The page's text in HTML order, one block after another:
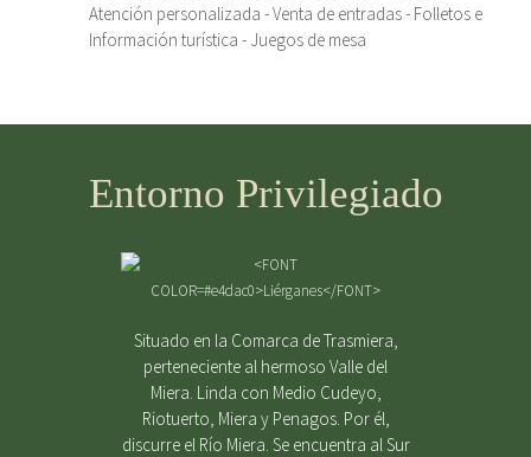
Atención personalizada - Venta de entradas - Folletos e
Información turística - Juegos de mesa
Entorno Privilegiado
Situado en la Comarca de Trasmiera,
perteneciente al hermoso Valle del
Miera. Linda con Medio Cudeyo,
Riotuerto, Miera y Penagos. Por él,
discurre el Río Miera. Se encuentra al Sur